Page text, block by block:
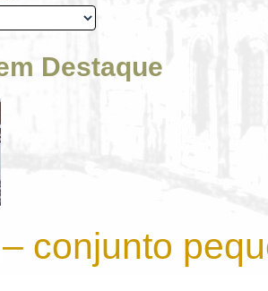
Destaque
conjunto